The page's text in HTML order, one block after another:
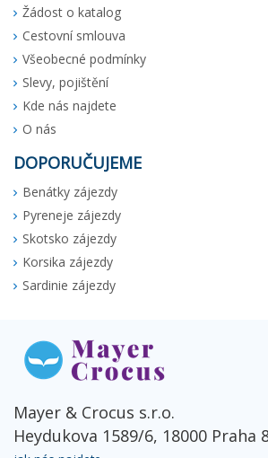
Žádost o katalog
Cestovní smlouva
Všeobecné podmínky
Slevy, pojištění
Kde nás najdete
O nás
DOPORUČUJEME
Benátky zájezdy
Pyreneje zájezdy
Skotsko zájezdy
Korsika zájezdy
Sardinie zájezdy
Mayer & Crocus s.r.o.
Heydukova 1589/6, 18000 Praha